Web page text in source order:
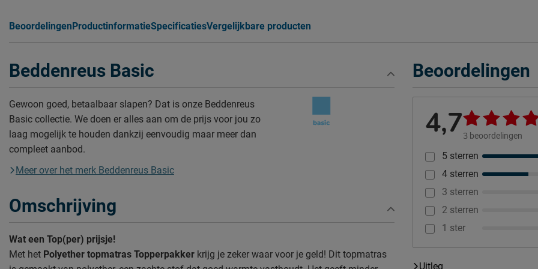
BeoordelingenProductinformatieSpecificatiesVergelijkbare producten
Beoordelingen
4,73 beoordelingen
5 sterren
4 sterren
3 sterren
2 sterren
1 ster
Uitleg
Beddenreus Basic
Gewoon goed, betaalbaar slapen? Dat is onze Beddenreus
Basic collectie. We doen er alles aan om de prijs voor jou zo
laag mogelijk te houden dankzij eenvoudig maar meer dan
compleet aanbod.
Meer over het merk Beddenreus Basic
Omschrijving
Wat een Top(per) prijsje!
Met het Polyether topmatras Topperpakker krijg je zeker waar voor je geld! Dit topmatras